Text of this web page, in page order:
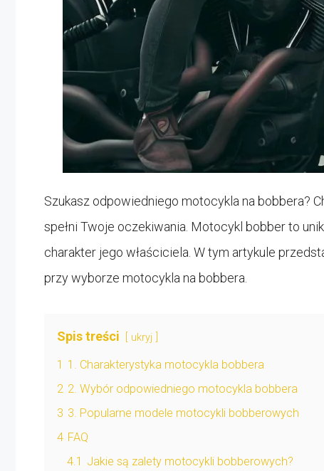
Szukasz odpowiedniego motocykla na bobbera?
spełni Twoje oczekiwania. Motocykl bobber to
charakter jego właściciela. W tym artykule
przy wyborze motocykla na bobbera.
Spis treści ukryj
1 1. Charakterystyka motocykla bobbera
2 2. Wybór odpowiedniego motocykla bobbera
3 3. Popularne modele motocykli bobberowych
4 FAQ
4.1 Jakie są zalety motocykli bobberowych?